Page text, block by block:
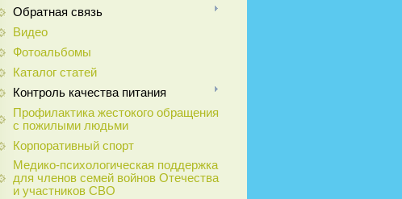
Обратная связь
Видео
Фотоальбомы
Каталог статей
Контроль качества питания
Профилактика жестокого обращения
с пожилыми людьми
Корпоративный спорт
Медико-психологическая поддержка
для членов семей войнов Отечества
и участников СВО